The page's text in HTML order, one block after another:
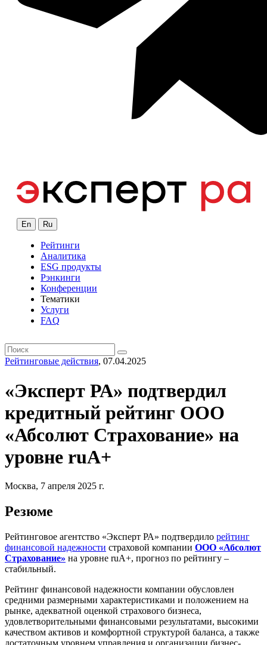
En Ru
Рейтинги
Аналитика
ESG продукты
Рэнкинги
Конференции
Тематики
Услуги
FAQ
Рейтинговые действия, 07.04.2025
«Эксперт РА» подтвердил
кредитный рейтинг ООО
«Абсолют Страхование» на
уровне ruА+
Москва, 7 апреля 2025 г.
Резюме
Рейтинговое агентство «Эксперт РА» подтвердило рейтинг
финансовой надежности страховой компании ООО «Абсолют
Страхование» на уровне ruА+, прогноз по рейтингу –
стабильный.
Рейтинг финансовой надежности компании обусловлен
средними размерными характеристиками и положением на
рынке, адекватной оценкой страхового бизнеса,
удовлетворительными финансовыми результатами, высокими
качеством активов и комфортной структурой баланса, а также
достаточным уровнем управления и организации бизнес-